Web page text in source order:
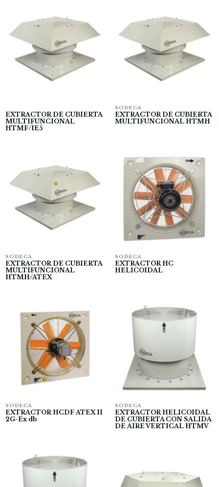
EXTRACTOR DE CUBIERTA
MULTIFUNCIONAL
HTMF/IE5
SODECA
EXTRACTOR DE CUBIERTA
MULTIFUNCIONAL HTMH
SODECA
EXTRACTOR DE CUBIERTA
MULTIFUNCIONAL
HTMH/ATEX
SODECA
EXTRACTOR HC
HELICOIDAL
SODECA
EXTRACTOR HCDF ATEX II
2G-Ex db
SODECA
EXTRACTOR HELICOIDAL
DE CUBIERTA CON SALIDA
DE AIRE VERTICAL HTMV